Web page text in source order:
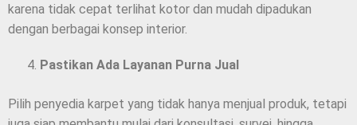
karena tidak cepat terlihat kotor dan mudah dipadukan
dengan berbagai konsep interior.
Pastikan Ada Layanan Purna Jual
Pilih penyedia karpet yang tidak hanya menjual produk, tetapi